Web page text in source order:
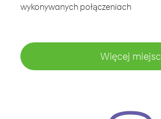
wykonywanych połączeniach
Więcej miejsc